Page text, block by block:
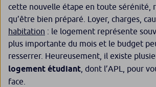
cette nouvelle étape en toute sérénité,
qu’être bien préparé. Loyer, charges,
habitation : le logement représente
plus importante du mois et le budget
resserrer. Heureusement, il existe
logement étudiant , dont l’APL, pour
face.